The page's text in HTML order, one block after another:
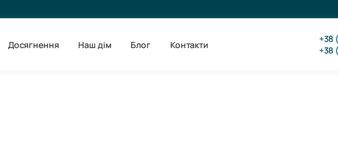
Досягнення Наш дім Блог Контакти
+38
+38